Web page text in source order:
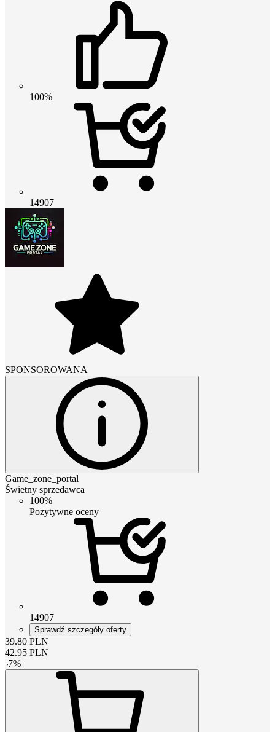
100%
14907
SPONSOROWANA
Game_zone_portal
Świetny sprzedawca
100%
Pozytywne oceny
14907
Sprawdź szczegóły oferty
39.80 PLN
42.95 PLN
-7%